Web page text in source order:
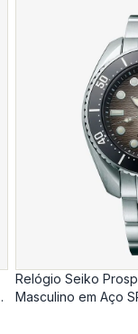
Relógio Seiko
Masculino em Aço